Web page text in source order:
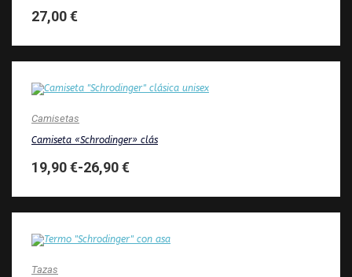
27,00€
Camisetas
Camiseta «Schrodinger» clás
19,90€-26,90€
Tazas